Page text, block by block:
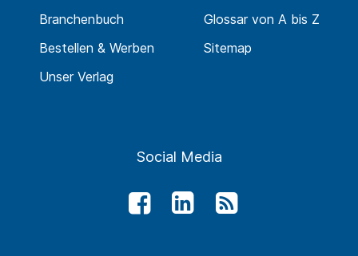
Branchenbuch
Bestellen & Werben
Unser Verlag
Glossar von A bis Z
Sitemap
Social Media